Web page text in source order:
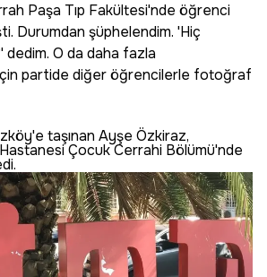
Paşa Tıp Fakültesi'nde öğrenci
Durumdan şüphelendim. 'Hiç
dedim. O da daha fazla
partide diğer öğrencilerle fotoğraf
taşınan Ayşe Özkiraz,
Çocuk Cerrahi Bölümü'nde